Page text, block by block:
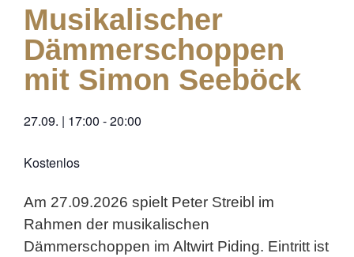
Musikalischer
Dämmerschoppen
mit Simon Seeböck
27.09. | 17:00 -20:00
Kostenlos
Am 27.09.2026 spielt Peter Streibl im
Rahmen der musikalischen
Dämmerschoppen im Altwirt Piding. Eintritt ist